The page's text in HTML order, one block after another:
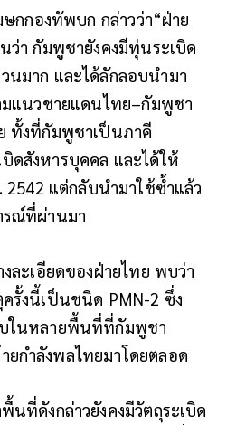
กกองทัพบก กล่าวว่า“ฝ่าย
ว่า กัมพูชายังคงมีทุ่นระเบิด
นมาก และได้ลักลอบนำมา
แนวชายแดนไทย–กัมพูชา
ทั้งที่กัมพูชาเป็นภาคี
สังหารบุคคล และได้ให้
แต่กลับนำมาใช้ซ้ำแล้ว
รณ์ที่ผ่านมา
ละเอียดของฝ่ายไทย พบว่า
รั้งนี้เป็นชนิด PMN-2 ซึ่ง
ในหลายพื้นที่ที่กัมพูชา
ยกำลังพลไทยมาโดยตลอด
นที่ดังกล่าวยังคงมีวัตถุระเบิด